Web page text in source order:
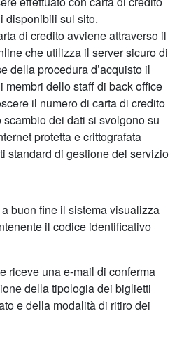
disponibili sul sito.
di credito avviene attraverso il
che utilizza il server sicuro di
della procedura d’acquisto il
membri dello staff di back office
il numero di carta di credito
scambio dei dati si svolgono su
protetta e crittografata
standard di gestione del servizio
buon fine il sistema visualizza
il codice identificativo
riceve una e-mail di conferma
della tipologia dei biglietti
e della modalità di ritiro dei